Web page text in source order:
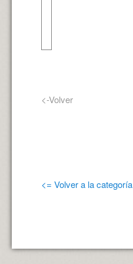
<-Volver
<= Volver a la categoría